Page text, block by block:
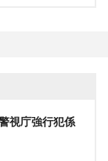
視庁強行犯係